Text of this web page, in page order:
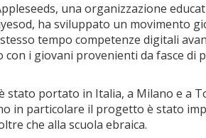
una organizzazione
ha sviluppato un movimento
tempo competenze digitali
i giovani provenienti da fasce di
stato portato in Italia, a Milano e a
in particolare il progetto è stato
che alla scuola ebraica.